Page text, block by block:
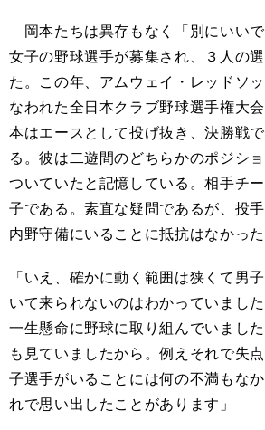
岡本たちは異存もなく「別にいいで
女子の野球選手が募集され、３人の
た。この年、アムウェイ・レッドソ
なわれた全日本クラブ野球選手権大
本はエースとして投げ抜き、決勝戦
る。彼は二遊間のどちらかのポジシ
ついていたと記憶している。相手チ
子である。素直な疑問であるが、投
内野守備にいることに抵抗はなかった
「いえ、確かに動く範囲は狭くて男
いて来られないのはわかっていまし
一生懸命に野球に取り組んでいまし
も見ていましたから。例えそれで失
子選手がいることには何の不満もな
れで思い出したことがあります」